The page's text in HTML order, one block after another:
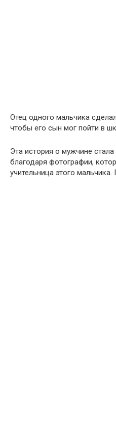
Отец одного мальчика
чтобы его сын мог пойти в
Эта история о мужчине
благодаря фотографии,
учительница этого